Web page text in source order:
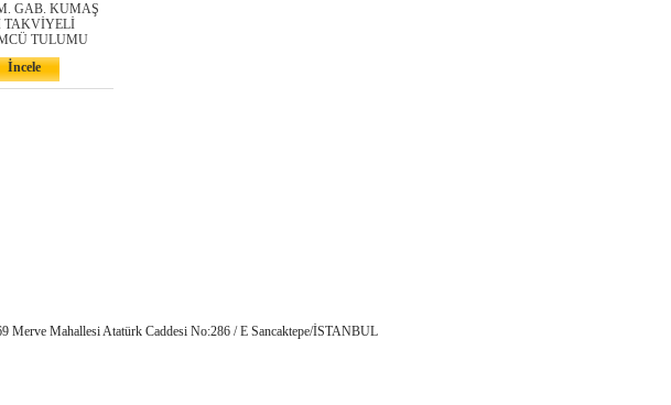
GAB. KUMAŞ
TAKVİYELİ
TULUMU
İncele
Mahallesi Atatürk Caddesi No:286 / E Sancaktepe/İSTANBUL